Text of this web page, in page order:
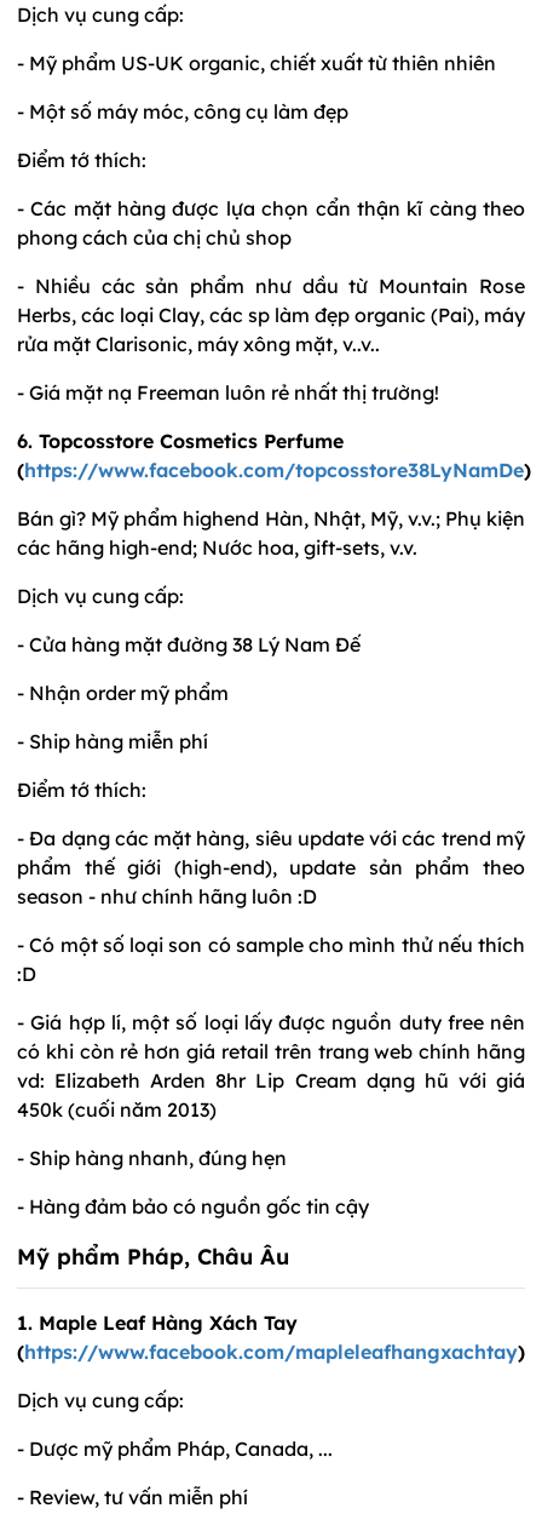
Dịch vụ cung cấp:
- Mỹ phẩm US-UK organic, chiết xuất từ thiên nhiên
- Một số máy móc, công cụ làm đẹp
Điểm tớ thích:
- Các mặt hàng được lựa chọn cẩn thận kĩ càng theo
phong cách của chị chủ shop
- Nhiều các sản phẩm như dầu từ Mountain Rose
Herbs, các loại Clay, các sp làm đẹp organic (Pai), máy
rửa mặt Clarisonic, máy xông mặt, v..v..
- Giá mặt nạ Freeman luôn rẻ nhất thị trường!
6. Topcosstore Cosmetics Perfume
(https://www.facebook.com/topcosstore38LyNamDe)
Bán gì? Mỹ phẩm highend Hàn, Nhật, Mỹ, v.v.; Phụ kiện
các hãng high-end; Nước hoa, gift-sets, v.v.
Dịch vụ cung cấp:
- Cửa hàng mặt đường 38 Lý Nam Đế
- Nhận order mỹ phẩm
- Ship hàng miễn phí
Điểm tớ thích:
- Đa dạng các mặt hàng, siêu update với các trend mỹ
phẩm thế giới (high-end), update sản phẩm theo
season - như chính hãng luôn :D
- Có một số loại son có sample cho mình thử nếu thích
:D
- Giá hợp lí, một số loại lấy được nguồn duty free nên
có khi còn rẻ hơn giá retail trên trang web chính hãng
vd: Elizabeth Arden 8hr Lip Cream dạng hũ với giá
450k (cuối năm 2013)
- Ship hàng nhanh, đúng hẹn
- Hàng đảm bảo có nguồn gốc tin cậy
Mỹ phẩm Pháp, Châu Âu
1. Maple Leaf Hàng Xách Tay
(https://www.facebook.com/mapleleafhangxachtay)
Dịch vụ cung cấp:
- Dược mỹ phẩm Pháp, Canada, ...
- Review, tư vấn miễn phí